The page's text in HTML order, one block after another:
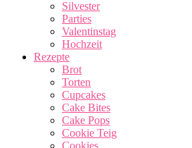
Silvester
Parties
Valentinstag
Hochzeit
Rezepte
Brot
Torten
Cupcakes
Cake Bites
Cake Pops
Cookie Teig
Cookies